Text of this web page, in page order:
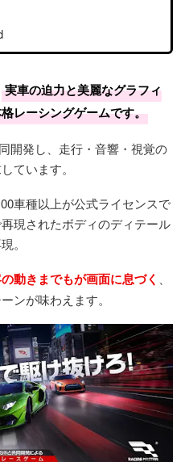
実車の迫力と美麗なグラフィ
レーシングゲームです。
開発し、走行・音響・視覚の
ています。
車種以上が公式ライセンスで
現されたボディのディテール
。
動きまでもが画面に息づく 、
ンが味わえます。